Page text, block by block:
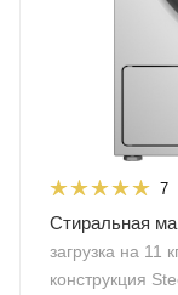
7
Стиральная
загрузка на 11
конструкция